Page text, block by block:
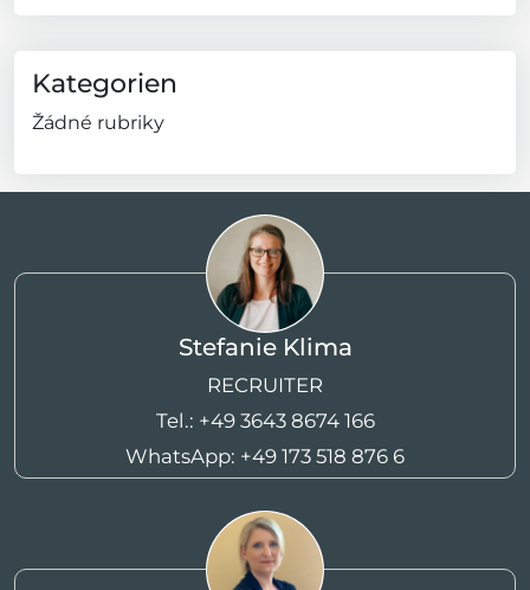
Kategorien
Žádné rubriky
Stefanie Klima
RECRUITER
Tel.: +49 3643 8674 166
WhatsApp: +49 173 518 876 6